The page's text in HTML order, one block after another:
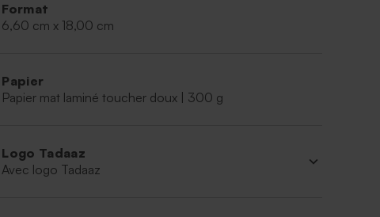
Format
6,60 cm x 18,00 cm
Papier
Papier mat laminé toucher doux | 300 g
Logo Tadaaz
Avec logo Tadaaz